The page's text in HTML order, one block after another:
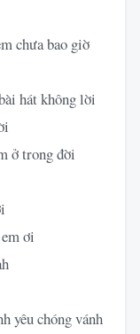
chưa bao giờ
hát không lời
ở trong đời
ơi
yêu chóng vánh